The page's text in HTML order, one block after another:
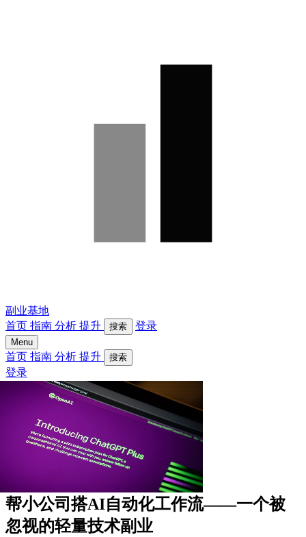
副业基地
首页 指南 分析 提升 搜索 登录
Menu
首页 指南 分析 提升 搜索
登录
帮小公司搭AI自动化工作流——一个被
忽视的轻量技术副业